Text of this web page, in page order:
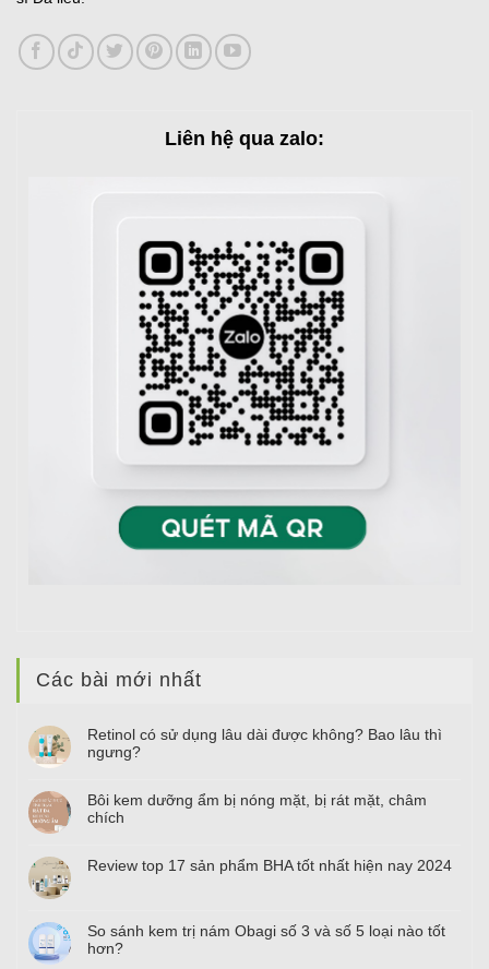
Liên hệ qua zalo:
Các bài mới nhất
Retinol có sử dụng lâu dài được không? Bao lâu thì
ngưng?
Bôi kem dưỡng ẩm bị nóng mặt, bị rát mặt, châm
chích
Review top 17 sản phẩm BHA tốt nhất hiện nay 2024
So sánh kem trị nám Obagi số 3 và số 5 loại nào tốt
hơn?